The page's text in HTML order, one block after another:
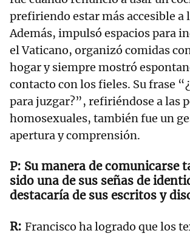
prefiriendo estar más accesible a
Además, impulsó espacios para
el Vaticano, organizó comidas
hogar y siempre mostró
contacto con los fieles. Su frase
para juzgar?”, refiriéndose a las
homosexuales, también fue un
apertura y comprensión.
Su manera de comunicarse
sido una de sus señas de
destacaría de sus escritos y
Francisco ha logrado que los